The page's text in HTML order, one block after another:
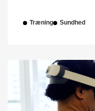
Træning Sundhed